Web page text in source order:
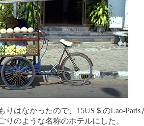
はなかったので、15US＄のLao-Paris
のような名称のホテルにした。